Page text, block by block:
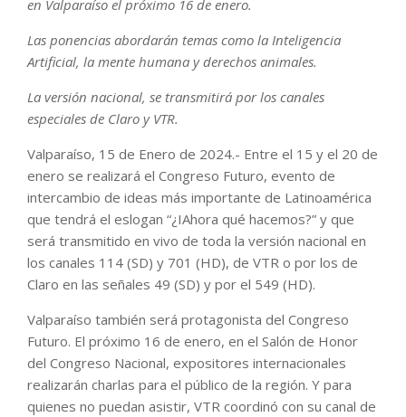
en Valparaíso el próximo 16 de enero.
Las ponencias abordarán temas como la Inteligencia
Artificial, la mente humana y derechos animales.
La versión nacional, se transmitirá por los canales
especiales de Claro y VTR.
Valparaíso, 15 de Enero de 2024.- Entre el 15 y el 20 de
enero se realizará el Congreso Futuro, evento de
intercambio de ideas más importante de Latinoamérica
que tendrá el eslogan “¿IAhora qué hacemos?” y que
será transmitido en vivo de toda la versión nacional en
los canales 114 (SD) y 701 (HD), de VTR o por los de
Claro en las señales 49 (SD) y por el 549 (HD).
Valparaíso también será protagonista del Congreso
Futuro. El próximo 16 de enero, en el Salón de Honor
del Congreso Nacional, expositores internacionales
realizarán charlas para el público de la región. Y para
quienes no puedan asistir, VTR coordinó con su canal de